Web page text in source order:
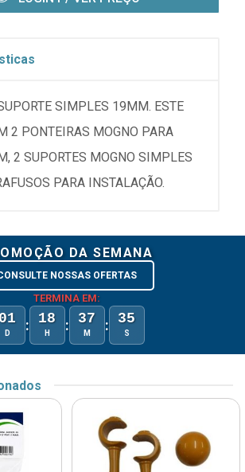
SIMPLES 19MM. ESTE
2 PONTEIRAS MOGNO PARA
2 SUPORTES MOGNO SIMPLES
PARA INSTALAÇÃO.
DA SEMANA
NOSSAS OFERTAS
TERMINA EM:
01
D : 18
H : 37
M : 35
S